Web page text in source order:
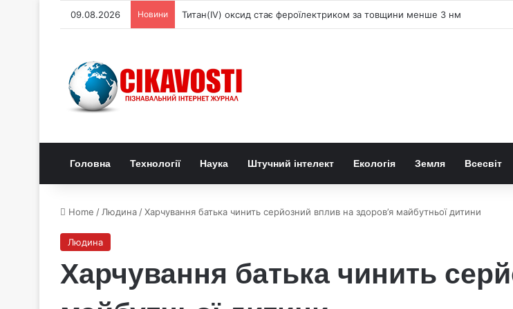
09.08.2026 Новини Титан(IV) оксид стає фероїлектриком за товщини менше 3 нм
Головна Технології Наука Штучний інтелект Екологія Земля Всесвіт
Home / Людина /Харчування батька чинить серйозний вплив на здоров’я майбутньої дитини
Людина
Харчування батька чинить